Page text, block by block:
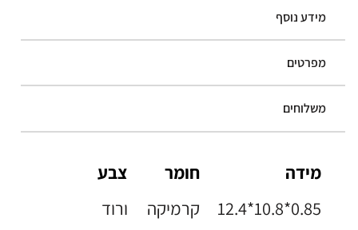
מידע נוסף
מפרטים
משלוחים
מידה
12.4*10.8*0.85
חומר
קרמיקה
צבע
ורוד